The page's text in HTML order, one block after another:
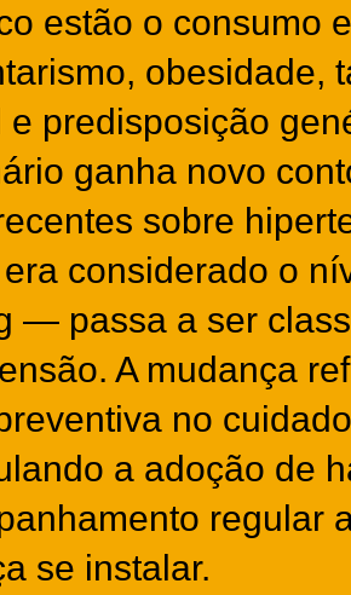
estão o consumo
obesidade,
e predisposição
ganha novo
sobre
considerado o
— passa a ser
A mudança
no
a adoção de
regular
se instalar.